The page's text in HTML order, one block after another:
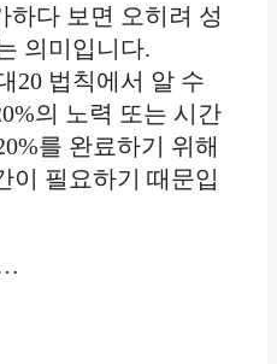
하다 보면 오히려 성
의미입니다.
20 법칙에서 알 수
의 노력 또는 시간
를 완료하기 위해
이 필요하기 때문입